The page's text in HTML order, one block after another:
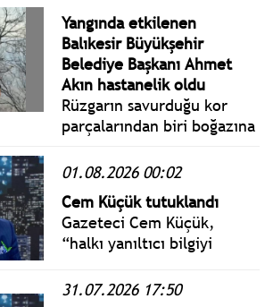
"Cumhurbaşkanına hakaret"
suçlamasıyla soruşturma
başlatıldı.
Yangında etkilenen
Balıkesir Büyükşehir
Belediye Başkanı Ahmet
Akın hastanelik oldu
Rüzgarın savurduğu kor
parçalarından biri boğazına
yarıda keserek hastaneye
alınan Başkan Akın'ın sağlık
durumunun iyi olduğu
öğrenildi.
01.08.2026 00:02
Cem Küçük tutuklandı
Gazeteci Cem Küçük,
“halkı yanıltıcı bilgiyi
suçlamasıyla nöbetçi Sulh
31.07.2026 17:50